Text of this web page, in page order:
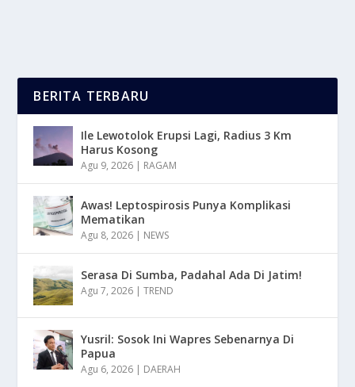
BERITA TERBARU
Ile Lewotolok Erupsi Lagi, Radius 3 Km
Harus Kosong
Agu 9, 2026 | RAGAM
Awas! Leptospirosis Punya Komplikasi
Mematikan
Agu 8, 2026 | NEWS
Serasa Di Sumba, Padahal Ada Di Jatim!
Agu 7, 2026 |TREND
Yusril: Sosok Ini Wapres Sebenarnya Di
Papua
Agu 6, 2026 | DAERAH